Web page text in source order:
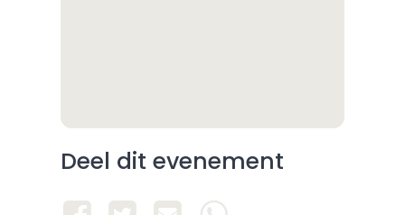
Deel dit evenement